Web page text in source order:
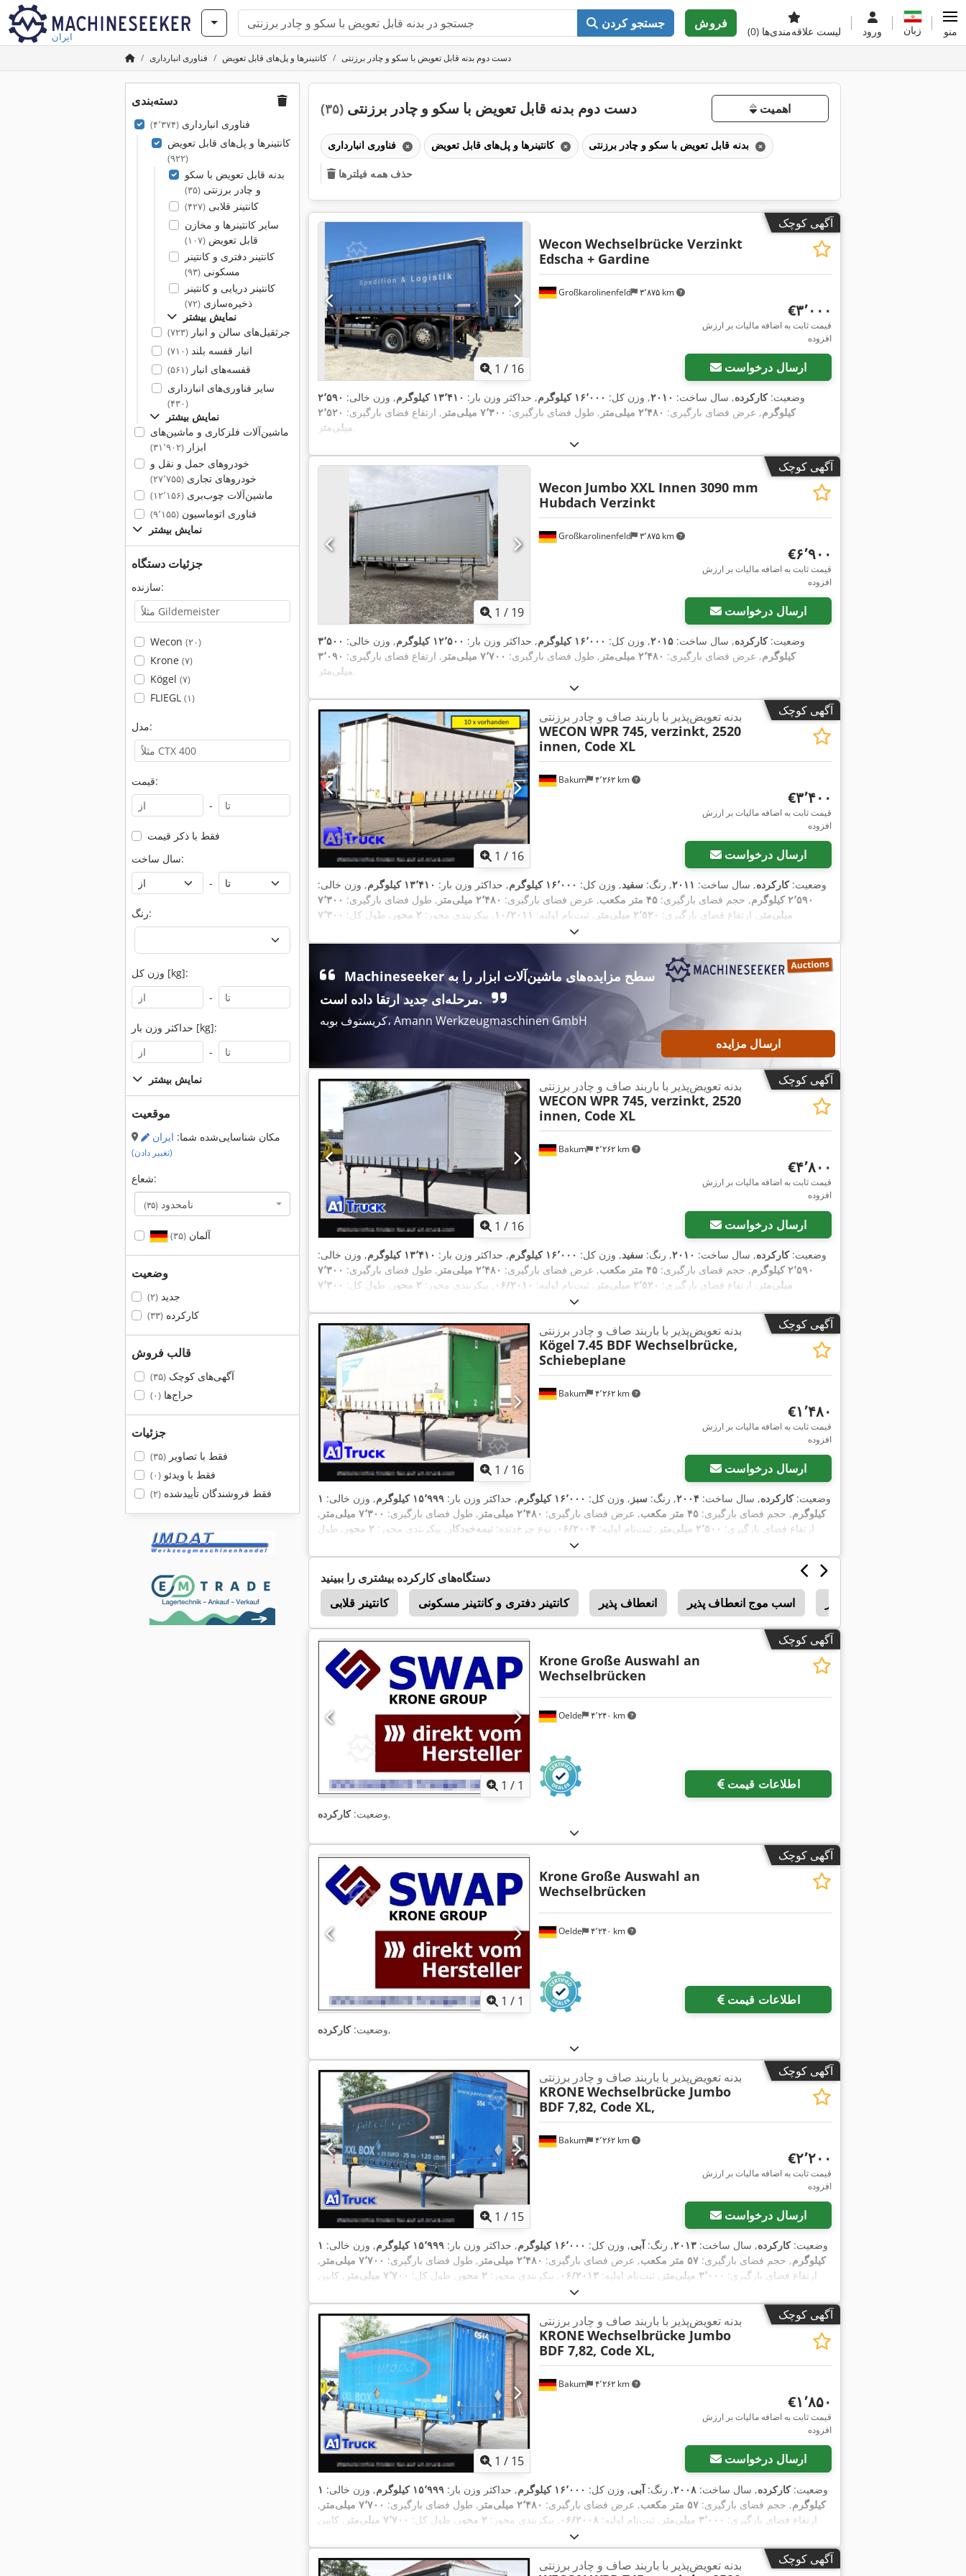
ایران
جستجو کردن فروش
لیست علاقه‌مندی‌ها (0) ورود زبان منو
فناوری انبارداری کانتینرها و پل‌های قابل تعویض دست دوم بدنه قابل تعویض با سکو و چادر برزنتی
دسته‌بندی
فناوری انبارداری(۴٬۳۷۴)
کانتینرها و پل‌های قابل تعویض
(۹۲۲)
بدنه قابل تعویض با سکو
و چادر برزنتی(۳۵)
کانتینر قلابی(۴۲۷)
سایر کانتینرها و مخازن
قابل تعویض(۱۰۷)
کانتینر دفتری و کانتینر
مسکونی(۹۳)
کانتینر دریایی و کانتینر
ذخیره‌سازی(۷۲)
نمایش بیشتر
جرثقیل‌های سالن و انبار(۷۲۳)
انبار قفسه بلند(۷۱۰)
قفسه‌های انبار(۵۶۱)
سایر فناوری‌های انبارداری
(۴۳۰)
نمایش بیشتر
ماشین‌آلات فلزکاری و ماشین‌های
ابزار(۳۱٬۹۰۲)
خودروهای حمل و نقل و
خودروهای تجاری(۲۷٬۷۵۵)
ماشین‌آلات چوب‌بری(۱۲٬۱۵۶)
فناوری اتوماسیون(۹٬۱۵۵)
نمایش بیشتر
جزئیات دستگاه
سازنده:
Wecon (۲۰)
Krone (۷)
Kögel (۷)
FLIEGL (۱)
مدل:
قیمت:
-
فقط با ذکر قیمت
سال ساخت:
-
رنگ:
وزن کل [kg]:
-
حداکثر وزن بار [kg]:
-
نمایش بیشتر
موقعیت
مکان شناسایی‌شده شما: ایران
(تغییر دادن)
شعاع:
نامحدود (۳۵)
آلمان(۳۵)
وضعیت
جدید(۲)
کارکرده(۳۳)
قالب فروش
آگهی‌های کوچک(۳۵)
حراج‌ها(۰)
جزئیات
فقط با تصاویر(۳۵)
فقط با ویدئو(۰)
فقط فروشندگان تأییدشده(۲)
دست دوم بدنه قابل تعویض با سکو و چادر برزنتی (۳۵) اهمیت
فناوری انبارداری کانتینرها و پل‌های قابل تعویض
حذف همه فیلترها
آگهی کوچک
1 / 16
Großkarolinenfeld ۳٬۸۷۵ km
Wecon Wechselbrücke Verzinkt
Edscha + Gardine
‎€۳٬۰۰۰
قیمت ثابت به اضافه مالیات بر ارزش
افزوده
ارسال درخواست
وضعیت:کارکرده, سال ساخت: ۲۰۱۰, وزن کل: ۱۶٬۰۰۰ کیلوگرم , حداکثر وزن بار: ۱۳٬۴۱۰ کیلوگرم , وزن خالی: ۲٬۵۹۰
کیلوگرم, عرض فضای بارگیری: ۲٬۴۸۰ میلی‌متر , طول فضای بارگیری: ۷٬۳۰۰ میلی‌متر , ارتفاع فضای بارگیری: ۲٬۵۲۰
میلی‌متر,
آگهی کوچک
1 / 19
Großkarolinenfeld ۳٬۸۷۵ km
Wecon Jumbo XXL Innen 3090 mm
Hubdach Verzinkt
‎€۶٬۹۰۰
قیمت ثابت به اضافه مالیات بر ارزش
افزوده
ارسال درخواست
وضعیت:کارکرده, سال ساخت: ۲۰۱۵, وزن کل: ۱۶٬۰۰۰ کیلوگرم , حداکثر وزن بار: ۱۲٬۵۰۰ کیلوگرم , وزن خالی: ۳٬۵۰۰
کیلوگرم, عرض فضای بارگیری: ۲٬۴۸۰ میلی‌متر , طول فضای بارگیری: ۷٬۷۰۰ میلی‌متر , ارتفاع فضای بارگیری: ۳٬۰۹۰
میلی‌متر,
آگهی کوچک
1 / 16
Bakum ۴٬۲۶۲ km
بدنه تعویض‌پذیر با باربند صاف و چادر برزنتی
WECON WPR 745, verzinkt, 2520
innen, Code XL
‎€۳٬۴۰۰
قیمت ثابت به اضافه مالیات بر ارزش
افزوده
ارسال درخواست
وضعیت:کارکرده, سال ساخت: ۲۰۱۱, رنگ: سفید, وزن کل: ۱۶٬۰۰۰ کیلوگرم , حداکثر وزن بار: ۱۳٬۴۱۰ کیلوگرم
, وزن خالی:
۲٬۵۹۰ کیلوگرم
, حجم فضای بارگیری: ۴۵ متر مکعب , عرض فضای بارگیری: ۲٬۴۸۰ میلی‌متر , طول فضای بارگیری: ۷٬۳۰۰
میلی‌متر , ارتفاع فضای بارگیری: ۲٬۵۲۰ میلی‌متر , ثبت‌نام اولیه: ۱۰/۲۰۱۱ , پیکربندی محور: ۲ محور , طول کل: ۷٬۳۰۰
, کابین راننده:
Machineseeker سطح مزایده‌های ماشین‌آلات ابزار را به
مرحله‌ای جدید ارتقا داده است.
کریستوف بوبه، Amann Werkzeugmaschinen GmbH
ارسال مزایده
آگهی کوچک
1 / 16
Bakum ۴٬۲۶۲ km
بدنه تعویض‌پذیر با باربند صاف و چادر برزنتی
WECON WPR 745, verzinkt, 2520
innen, Code XL
‎€۴٬۸۰۰
قیمت ثابت به اضافه مالیات بر ارزش
افزوده
ارسال درخواست
وضعیت:کارکرده, سال ساخت: ۲۰۱۰, رنگ: سفید, وزن کل: ۱۶٬۰۰۰ کیلوگرم , حداکثر وزن بار: ۱۳٬۴۱۰ کیلوگرم
, وزن خالی:
۲٬۵۹۰ کیلوگرم
, حجم فضای بارگیری: ۴۵ متر مکعب , عرض فضای بارگیری: ۲٬۴۸۰ میلی‌متر , طول فضای بارگیری: ۷٬۳۰۰
میلی‌متر , ارتفاع فضای بارگیری: ۲٬۵۲۰ میلی‌متر , ثبت‌نام اولیه: ۰۶/۲۰۱۰ , پیکربندی محور: ۲ محور , طول کل: ۷٬۳۰۰
, کابین راننده:
آگهی کوچک
1 / 16
Bakum ۴٬۲۶۲ km
بدنه تعویض‌پذیر با باربند صاف و چادر برزنتی
Kögel 7.45 BDF Wechselbrücke,
Schiebeplane
‎€۱٬۴۸۰
قیمت ثابت به اضافه مالیات بر ارزش
افزوده
ارسال درخواست
وضعیت:کارکرده, سال ساخت: ۲۰۰۴, رنگ: سبز , وزن کل: ۱۶٬۰۰۰ کیلوگرم , حداکثر وزن بار: ۱۵٬۹۹۹ کیلوگرم , وزن خالی: ۱
کیلوگرم, حجم فضای بارگیری: ۴۵ متر مکعب , عرض فضای بارگیری: ۲٬۴۸۰ میلی‌متر , طول فضای بارگیری: ۷٬۳۰۰ میلی‌متر
,
ارتفاع فضای بارگیری: ۲٬۵۰۰ میلی‌متر , ثبت‌نام اولیه: ۰۶/۲۰۰۴ , نوع چرخ‌دنده: نیمه‌خودکار , پیکربندی محور: ۲ محور
, طول
۷٬۳۰۰ میلی‌متر
دستگاه‌های کارکرده بیشتری را ببینید
کانتینر قلابی
کانتینر دفتری و کانتینر مسکونی انعطاف پذیر اسب موج انعطاف پذیر موتور قطب برگشت پذیر چادر های ذخیره سازی
آگهی کوچک
1 / 1
Oelde ۴٬۲۴۰ km
Krone Große Auswahl an
Wechselbrücken
اطلاعات قیمت
وضعیت:کارکرده ,
آگهی کوچک
1 / 1
Oelde ۴٬۲۴۰ km
Krone Große Auswahl an
Wechselbrücken
اطلاعات قیمت
وضعیت:کارکرده ,
آگهی کوچک
1 / 15
Bakum ۴٬۲۶۲ km
بدنه تعویض‌پذیر با باربند صاف و چادر برزنتی
KRONE Wechselbrücke Jumbo
BDF 7,82, Code XL,
‎€۲٬۲۰۰
قیمت ثابت به اضافه مالیات بر ارزش
افزوده
ارسال درخواست
وضعیت:کارکرده, سال ساخت: ۲۰۱۳, رنگ: آبی, وزن کل: ۱۶٬۰۰۰ کیلوگرم , حداکثر وزن بار: ۱۵٬۹۹۹ کیلوگرم , وزن خالی: ۱
کیلوگرم, حجم فضای بارگیری: ۵۷ متر مکعب , عرض فضای بارگیری: ۲٬۴۸۰ میلی‌متر , طول فضای بارگیری: ۷٬۷۰۰ میلی‌متر
,
ارتفاع فضای بارگیری: ۳٬۰۰۰ میلی‌متر , ثبت‌نام اولیه: ۰۶/۲۰۱۳ , پیکربندی محور: ۲ محور , طول کل: ۷٬۷۰۰ میلی‌متر
, کابین
,
آگهی کوچک
1 / 15
Bakum ۴٬۲۶۲ km
بدنه تعویض‌پذیر با باربند صاف و چادر برزنتی
KRONE Wechselbrücke Jumbo
BDF 7,82, Code XL,
‎€۱٬۸۵۰
قیمت ثابت به اضافه مالیات بر ارزش
افزوده
ارسال درخواست
وضعیت:کارکرده, سال ساخت: ۲۰۰۸, رنگ:آبی, وزن کل: ۱۶٬۰۰۰ کیلوگرم , حداکثر وزن بار: ۱۵٬۹۹۹ کیلوگرم , وزن خالی: ۱
کیلوگرم, حجم فضای بارگیری: ۵۷ متر مکعب , عرض فضای بارگیری: ۲٬۴۸۰ میلی‌متر , طول فضای بارگیری: ۷٬۷۰۰ میلی‌متر
,
ارتفاع فضای بارگیری: ۳٬۰۰۰ میلی‌متر , ثبت‌نام اولیه: ۰۶/۲۰۰۸ , پیکربندی محور: ۲ محور , طول کل: ۷٬۷۰۰ میلی‌متر
, کابین
,
آگهی کوچک بدنه تعویض‌پذیر با باربند صاف و چادر برزنتی